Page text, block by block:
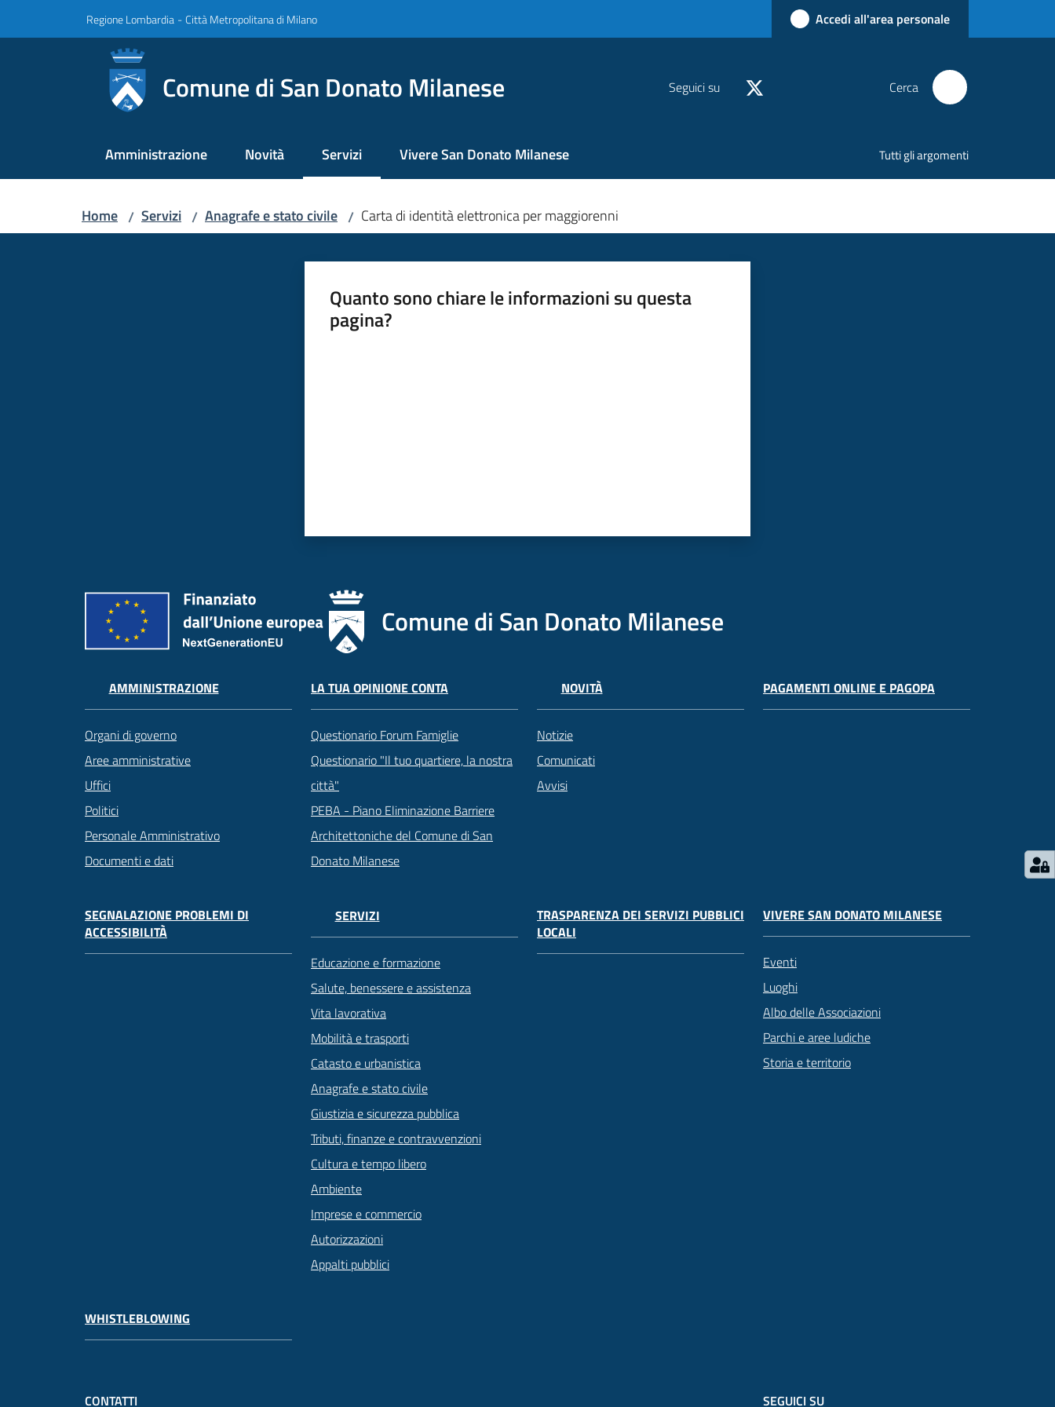
Regione Lombardia -Città Metropolitana di Milano Accedi all'area personale
Comune di San Donato Milanese Seguici su Cerca
Amministrazione Novità Servizi
Menu selezionatoVivere San Donato Milanese Tutti gli argomenti
Home / Servizi / Anagrafe e stato civile / Carta di identità elettronica per maggiorenni
Quanto sono chiare le informazioni su questa
pagina?
Comune di San Donato Milanese
AMMINISTRAZIONE
Organi di governo
Aree amministrative
Uffici
Politici
Personale Amministrativo
Documenti e dati
LA TUA OPINIONE CONTA
Questionario Forum Famiglie
Questionario "Il tuo quartiere, la nostra
città"
PEBA - Piano Eliminazione Barriere
Architettoniche del Comune di San
Donato Milanese
NOVITÀ
Notizie
Comunicati
Avvisi
PAGAMENTI ONLINE E PAGOPA
SEGNALAZIONE PROBLEMI DI
ACCESSIBILITÀ
SERVIZI
Educazione e formazione
Salute, benessere e assistenza
Vita lavorativa
Mobilità e trasporti
Catasto e urbanistica
Anagrafe e stato civile
Giustizia e sicurezza pubblica
Tributi, finanze e contravvenzioni
Cultura e tempo libero
Ambiente
Imprese e commercio
Autorizzazioni
Appalti pubblici
TRASPARENZA DEI SERVIZI PUBBLICI
LOCALI
VIVERE SAN DONATO MILANESE
Eventi
Luoghi
Albo delle Associazioni
Parchi e aree ludiche
Storia e territorio
WHISTLEBLOWING
CONTATTI SEGUICI SU